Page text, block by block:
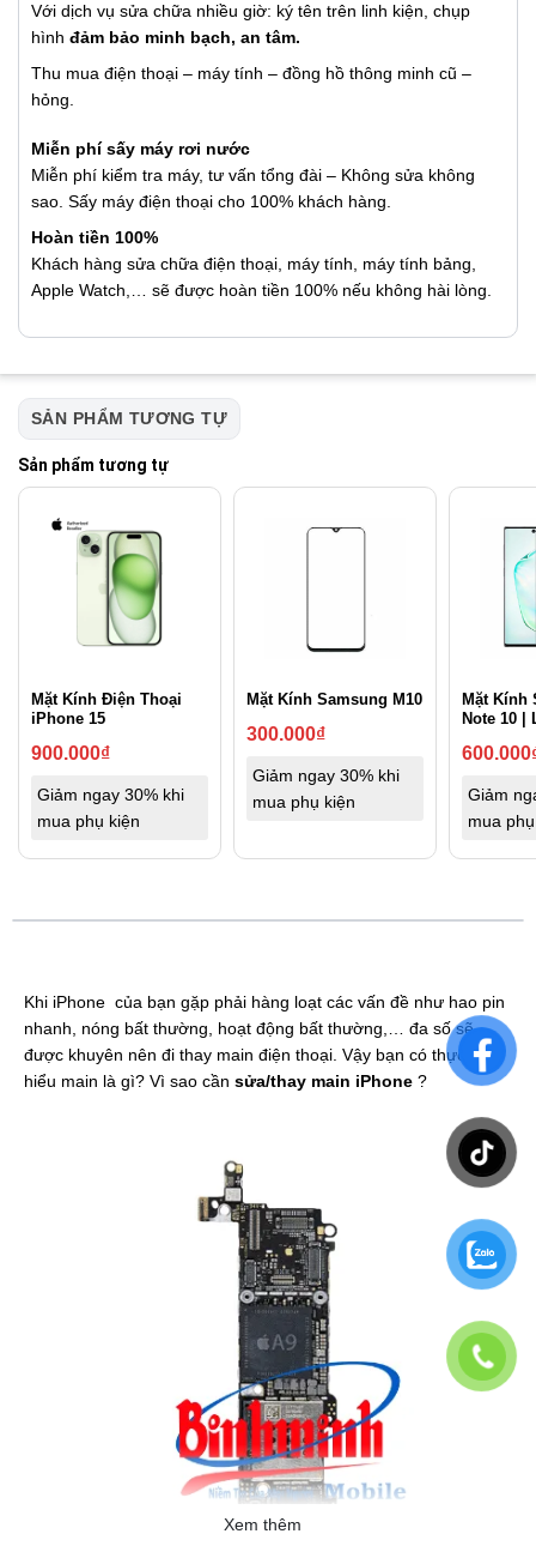
Với dịch vụ sửa chữa nhiều giờ: ký tên trên linh kiện, chụp
hình đảm bảo minh bạch, an tâm.
Thu mua điện thoại – máy tính – đồng hồ thông minh cũ –
hỏng.
Miễn phí sấy máy rơi nước
Miễn phí kiểm tra máy, tư vấn tổng đài – Không sửa không
sao. Sấy máy điện thoại cho 100% khách hàng.
Hoàn tiền 100%
Khách hàng sửa chữa điện thoại, máy tính, máy tính bảng,
Apple Watch,… sẽ được hoàn tiền 100% nếu không hài lòng.
SẢN PHẨM TƯƠNG TỰ
Sản phẩm tương tự
Mặt Kính Điện Thoại
iPhone 15
900.000₫
Giảm ngay 30% khi
mua phụ kiện
Mặt Kính Samsung M10
300.000₫
Giảm ngay 30% khi
mua phụ kiện
Mặt Kính
Note 10 |
600.000
Giảm
mua
Khi iPhone của bạn gặp phải hàng loạt các vấn đề như hao pin
nhanh, nóng bất thường, hoạt động bất thường,… đa số sẽ
được khuyên nên đi thay main điện thoại. Vậy bạn có thực sự
hiểu main là gì? Vì sao cần sửa/thay main iPhone ?
Xem thêm